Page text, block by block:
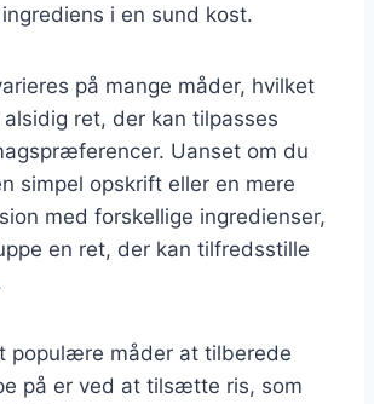
i en sund kost.
på mange måder, hvilket
ret, der kan tilpasses
Uanset om du
simpel opskrift eller en mere
med forskellige ingredienser,
en ret, der kan tilfredsstille
populære måder at tilberede
på er ved at tilsætte ris, som